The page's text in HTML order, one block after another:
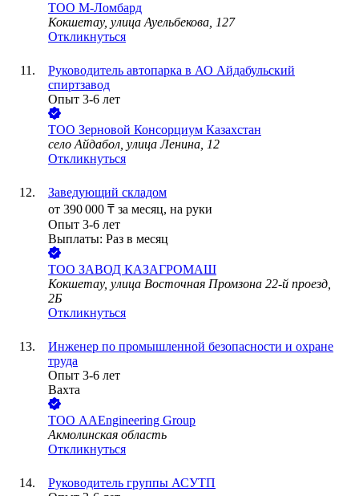
ТОО М-Ломбард
Кокшетау, улица Ауельбекова, 127
Откликнуться
Руководитель автопарка в АО Айдабульский
спиртзавод
Опыт 3-6 лет
ТОО Зерновой Консорциум Казахстан
село Айдабол, улица Ленина, 12
Откликнуться
Заведующий складом
от 390 000 ₸ за месяц, на руки
Опыт 3-6 лет
Выплаты: Раз в месяц
ТОО ЗАВОД КАЗАГРОМАШ
Кокшетау, улица Восточная Промзона 22-й проезд,
2Б
Откликнуться
Инженер по промышленной безопасности и охране
труда
Опыт 3-6 лет
Вахта
ТОО AAEngineering Group
Акмолинская область
Откликнуться
Руководитель группы АСУТП